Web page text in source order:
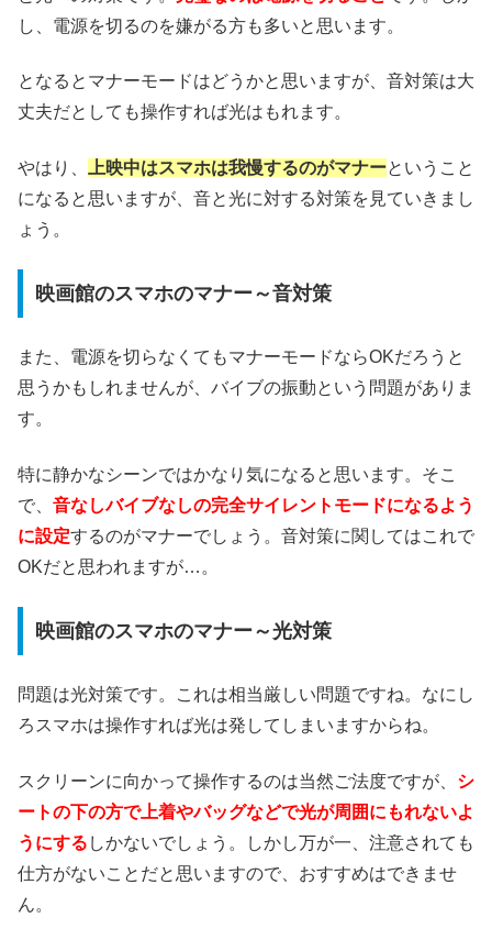
し、電源を切るのを嫌がる方も多いと思います。
となるとマナーモードはどうかと思いますが、音対策は大
丈夫だとしても操作すれば光はもれます。
やはり、 上映中はスマホは我慢するのがマナーということ
になると思いますが、音と光に対する対策を見ていきまし
ょう。
映画館のスマホのマナー～音対策
また、電源を切らなくてもマナーモードならOKだろうと
思うかもしれませんが、バイブの振動という問題がありま
す。
特に静かなシーンではかなり気になると思います。そこ
で、 音なしバイブなしの完全サイレントモードになるよう
に設定するのがマナーでしょう。音対策に関してはこれで
OKだと思われますが…。
映画館のスマホのマナー～光対策
問題は光対策です。これは相当厳しい問題ですね。なにし
ろスマホは操作すれば光は発してしまいますからね。
スクリーンに向かって操作するのは当然ご法度ですが、 シ
ートの下の方で上着やバッグなどで光が周囲にもれないよ
うにする しかないでしょう。しかし万が一、注意されても
仕方がないことだと思いますので、おすすめはできませ
ん。